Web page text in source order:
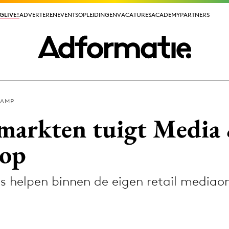
ADVERTERENEVENTSOPLEIDINGENVACATURESACADEMYPARTNERS
ADVERTERENEVENTSOPLEIDINGENVACATURESACADEMYPARTNERS
Media
tuigt
helpen binnen de eigen retail